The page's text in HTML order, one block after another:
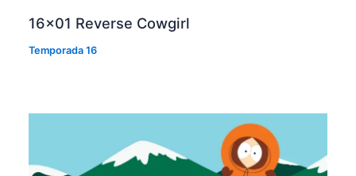
16×01 Reverse Cowgirl
Temporada 16